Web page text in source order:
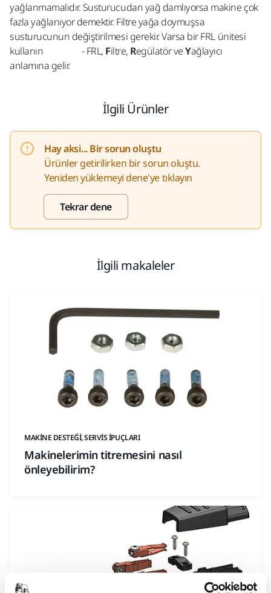
yağlanmamalıdır. Susturucudan yağ damlıyorsa makine çok
fazla yağlanıyor demektir. Filtre yağa doymuşsa
susturucunun değiştirilmesi gerekir. Varsa bir FRL ünitesi
kullanın - FRL, Filtre, Regülatör veYağlayıcı
anlamına gelir.
İlgili Ürünler
Hay aksi... Bir sorun oluştu
Ürünler getirilirken bir sorun oluştu.
Yeniden yüklemeyi dene'ye tıklayın
Tekrar dene
İlgili makaleler
MAKINE DESTEĞI, SERVIS İPUÇLARI
Makinelerimin titremesini nasıl
önleyebilirim?